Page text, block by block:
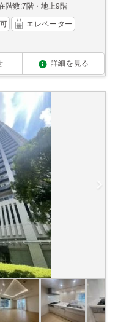
階数:7階・地上9階
エレベーター
詳細を見る